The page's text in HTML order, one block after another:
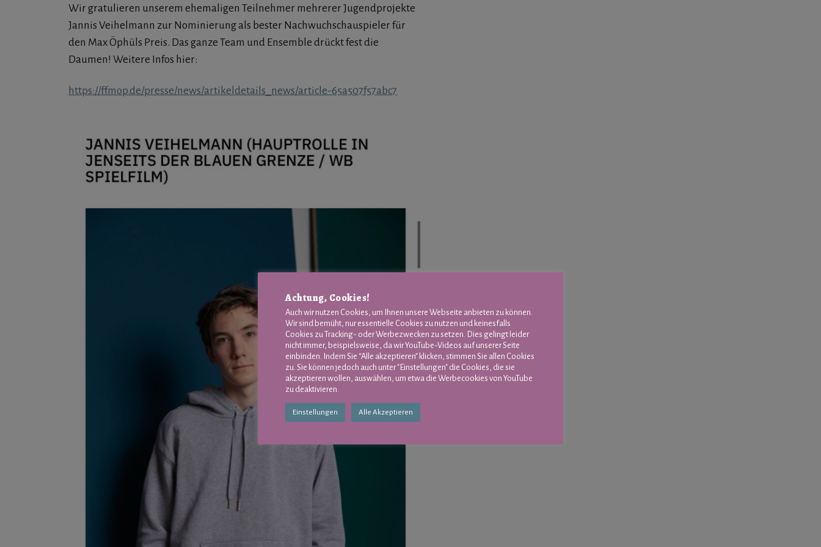
Wir gratulieren unserem ehemaligen Teilnehmer mehrerer Jugendprojekte
Jannis Veihelmann zur Nominierung als bester Nachwuchschauspieler für
den Max Öphüls Preis. Das ganze Team und Ensemble drückt fest die
Daumen! Weitere Infos hier:
https://ffmop.de/presse/news/artikeldetails_news/article-65a507f57abc7
Achtung, Cookies!
Auch wir nutzen Cookies, um Ihnen unsere Webseite anbieten zu können.
Wir sind bemüht, nur essentielle Cookies zu nutzen und keinesfalls
Cookies zu Tracking- oder Werbezwecken zu setzen. Dies gelingt leider
nicht immer, beispielsweise, da wir YouTube-Videos auf unserer Seite
einbinden. Indem Sie “Alle akzeptieren” klicken, stimmen Sie allen Cookies
zu. Sie können jedoch auch unter "Einstellungen" die Cookies, die sie
akzeptieren wollen, auswählen, um etwa die Werbecookies von YouTube
zu deaktivieren.
Einstellungen Alle Akzeptieren